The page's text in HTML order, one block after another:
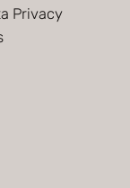
Privacy